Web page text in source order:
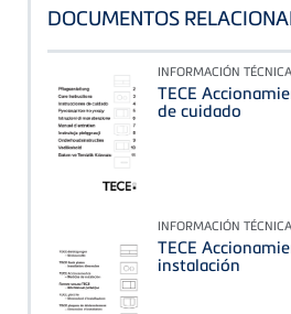
DOCUMENTOS
INFORMACIÓN TÉCNICA
TECE
de cuidado
INFORMACIÓN TÉCNICA
TECE
instalación